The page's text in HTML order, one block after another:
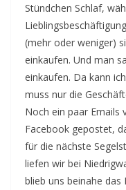
Stündchen Schlaf,
(mehr oder weniger)
einkaufen. Und man
einkaufen. Da kann
muss nur die
Noch ein paar Emails
Facebook gepostet,
für die nächste
liefen wir bei
blieb uns beinahe